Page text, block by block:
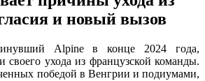
и новый вызов
Alpine в конце 2024 года,
своего ухода из французской команды.
победой в Венгрии и подиумами,